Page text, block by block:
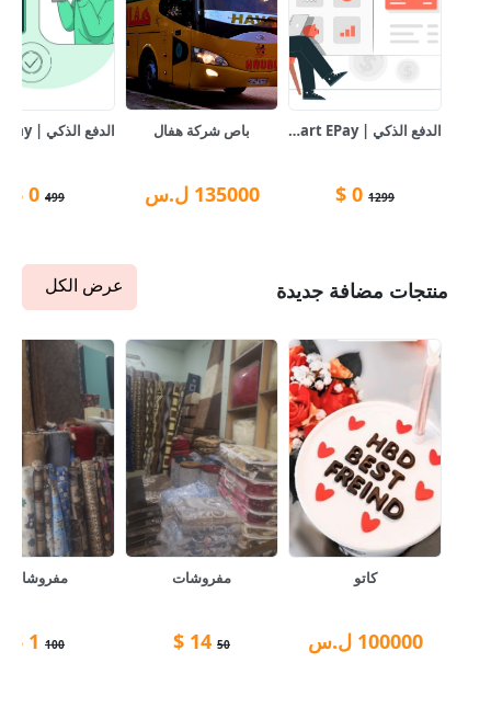
الدفع الذكي | Smart EPay للشركات
1299
0
$
باص شركة هفال
135000 ل.س 499
0
$
منتجات مضافة جديدة عرض الكل
كاتو
100000 ل.س
مفروشات
50
14
$
مفروشات
100
1
$